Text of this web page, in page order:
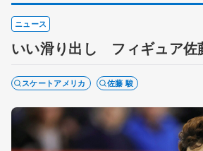
ニュース
いい滑り出し フィギュア佐
スケートアメリカ 佐藤 駿